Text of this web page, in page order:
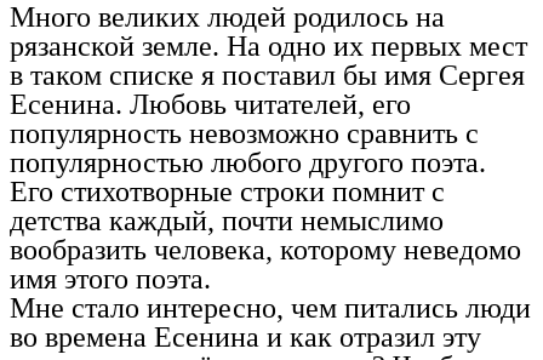
Много великих людей родилось на
рязанской земле. На одно их первых мест
в таком списке я поставил бы имя Сергея
Есенина. Любовь читателей, его
популярность невозможно сравнить с
популярностью любого другого поэта.
Его стихотворные строки помнит с
детства каждый, почти немыслимо
вообразить человека, которому неведомо
имя этого поэта.
Мне стало интересно, чем питались люди
во времена Есенина и как отразил эту